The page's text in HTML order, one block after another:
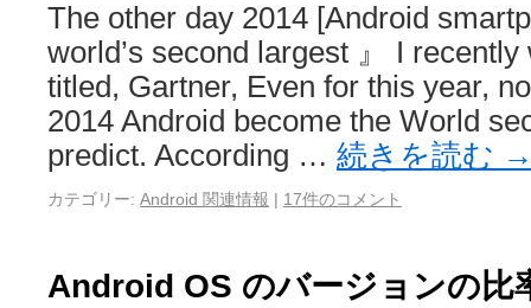
The other day 2014 [Android
world’s second largest 』 I
titled, Gartner, Even for this year,
2014 Android become the World
predict. According … 続きを読む
カテゴリー: Android 関連情報 | 17件のコメント
Android OS のバージョンの比